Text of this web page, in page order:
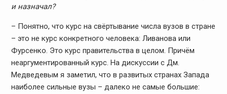
и назначал?
– Понятно, что курс на свёртывание числа вузов в стране
– это не курс конкретного человека: Ливанова или
Фурсенко. Это курс правительства в целом. Причём
неаргументированный курс. На дискуссии с Дм.
Медведевым я заметил, что в развитых странах Запада
наиболее сильные вузы – далеко не самые большие: